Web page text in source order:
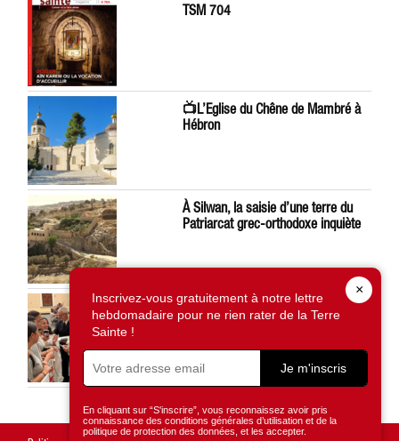
TSM 704
📺L’Eglise du Chêne de Mambré à
Hébron
À Silwan, la saisie d’une terre du
Patriarcat grec-orthodoxe inquiète
Léon XIV préoccupé par la situation
en Terre Sainte
×
Inscrivez-vous gratuitement à notre lettre
hebdomadaire pour ne rien rater de la Terre
Sainte !
Je m'inscris
En cliquant sur “S'inscrire”, vous reconnaissez avoir pris
connaissance des conditions générales d’utilisation et de la
politique de protection des données, et les accepter.